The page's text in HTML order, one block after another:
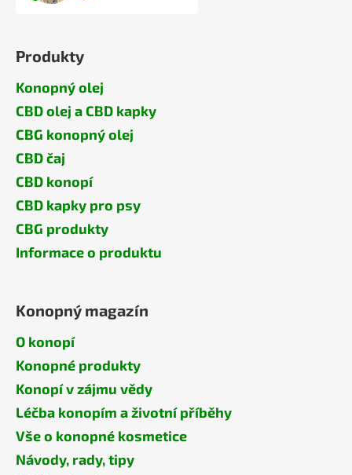
Produkty
Konopný olej
CBD olej a CBD kapky
CBG konopný olej
CBD čaj
CBD konopí
CBD kapky pro psy
CBG produkty
Informace o produktu
Konopný magazín
O konopí
Konopné produkty
Konopí v zájmu vědy
Léčba konopím a životní příběhy
Vše o konopné kosmetice
Návody, rady, tipy